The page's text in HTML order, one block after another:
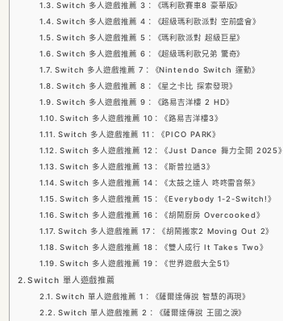
Switch 多人遊戲推薦 3：《瑪利歐賽車8 豪華版》
Switch 多人遊戲推薦 4：《超級瑪利歐派對 空前盛會》
Switch 多人遊戲推薦 5：《瑪利歐派對 超級巨星》
Switch 多人遊戲推薦 6：《超級瑪利歐兄弟 驚奇》
Switch 多人遊戲推薦 7：《Nintendo Switch 運動》
Switch 多人遊戲推薦 8：《星之卡比 探索發現》
Switch 多人遊戲推薦 9：《路易吉洋樓 2 HD》
Switch 多人遊戲推薦 10：《路易吉洋樓3》
Switch 多人遊戲推薦 11：《PICO PARK》
Switch 多人遊戲推薦 12：《Just Dance 舞力全開 2025》
Switch 多人遊戲推薦 13：《斯普拉遁3》
Switch 多人遊戲推薦 14：《太鼓之達人 咚咚雷音祭》
Switch 多人遊戲推薦 15：《Everybody 1-2-Switch!》
Switch 多人遊戲推薦 16：《胡鬧廚房 Overcooked》
Switch 多人遊戲推薦 17：《胡鬧搬家2 Moving Out 2》
Switch 多人遊戲推薦 18：《雙人成行 It Takes Two》
Switch 多人遊戲推薦 19：《世界遊戲大全51》
Switch 單人遊戲推薦
Switch 單人遊戲推薦 1：《薩爾達傳說 智慧的再現》
Switch 單人遊戲推薦 2：《薩爾達傳說 王國之淚》